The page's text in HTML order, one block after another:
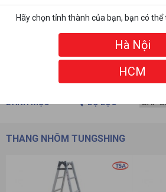
DANH MỤC BỘ LỌC
THANG NHÔM TUNGSHING
Hãy chọn tỉnh thành của bạn, bạn có
Hà Nội
HCM